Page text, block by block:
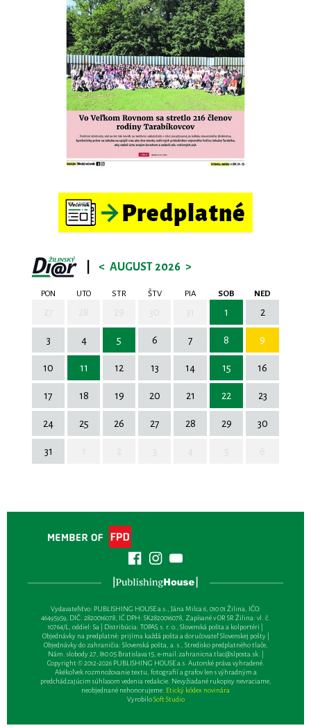
< AUGUST 2026 >
PON UTO STR ŠTV PIA SOB NED
1 2
3 4 5 6 7 8 9
10 11 12 13 14 15 16
17 18 19 20 21 22 23
24 25 26 27 28 29 30
31
Vydavateľsťvo: PUBLISHING HOUSE a.s., Jána Milca 6, 010 01 Žilina, IČO:
46495959, DIČ: 2820016078, IČ DPH: SK2820016078, Zapísané v OR SR Žilina: vl. č.
10764/L, oddiel: Sa | Distribúcia: TOPAS, s. r. o., Slovenská pošta a kolportéri |
Objednávky na predplatné: prijíma každá pošta a doručovateľ Slovenskej pošty |
Objednávky do zahraničia: Slovenská pošta, a. s., Stredisko predplatného tlače,
Nám. slobody 27, 810 05 Bratislava 15, e-mail:zahranicna.tlac@slposta.sk. |
Copyright © 2012-2026 PUBLISHING HOUSE a.s. Autorské práva vyhradené.
Akékoľvek rozmnožovanie textu, fotografií a grafov len s výhradným a
predchádzajúcim súhlasom vedenia redakcie. Nevyžiadané rukopisy nevraciame,
neobjednané nehonorujeme. Etický kódex novinára
VyrobiloSoft Studio